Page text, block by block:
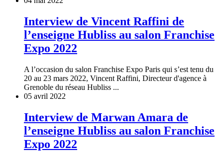
Interview de Vincent Raffini de
l’enseigne Hubliss au salon Franchise
Expo 2022
A l’occasion du salon Franchise Expo Paris qui s’est tenu du
20 au 23 mars 2022, Vincent Raffini, Directeur d'agence à
Grenoble du réseau Hubliss ...
05 avril 2022
Interview de Marwan Amara de
l’enseigne Hubliss au salon Franchise
Expo 2022